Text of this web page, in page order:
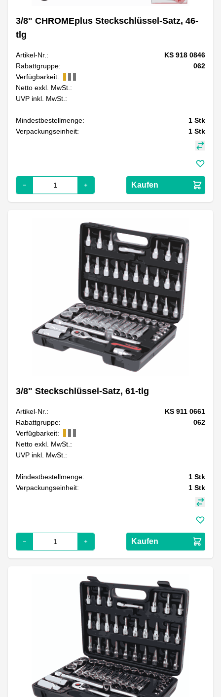
3/8" CHROMEplus Steckschlüssel-Satz, 46-
tlg
Artikel-Nr.:
KS 918 0846
Rabattgruppe:
062
Verfügbarkeit:
Netto exkl. MwSt.:
UVP inkl. MwSt.:
Mindestbestellmenge: 1 Stk
Verpackungseinheit:
1 Stk
Kaufen
3/8" Steckschlüssel-Satz, 61-tlg
Artikel-Nr.:
KS 911 0661
Rabattgruppe:
062
Verfügbarkeit:
Netto exkl. MwSt.:
UVP inkl. MwSt.:
Mindestbestellmenge: 1 Stk
Verpackungseinheit:
1 Stk
Kaufen